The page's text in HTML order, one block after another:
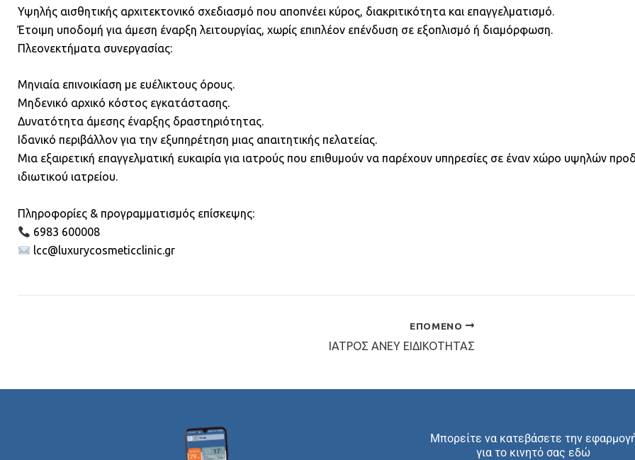
Υψηλής αισθητικής αρχιτεκτονικό σχεδιασμό που αποπνέει κύρος, διακριτικότητα και επαγγελματισμό.
Έτοιμη υποδομή για άμεση έναρξη λειτουργίας, χωρίς επιπλέον επένδυση σε εξοπλισμό ή διαμόρφωση.
Πλεονεκτήματα συνεργασίας:
Μηνιαία επινοικίαση με ευέλικτους όρους.
Μηδενικό αρχικό κόστος εγκατάστασης.
Δυνατότητα άμεσης έναρξης δραστηριότητας.
Ιδανικό περιβάλλον για την εξυπηρέτηση μιας απαιτητικής πελατείας.
Μια εξαιρετική επαγγελματική ευκαιρία για ιατρούς που επιθυμούν να παρέχουν υπηρεσίες σε έναν χώρο υψηλών
ιδιωτικού ιατρείου.
Πληροφορίες & προγραμματισμός επίσκεψης:
6983 600008
lcc@luxurycosmeticclinic.gr
ΕΠΌΜΕΝΟ
ΙΑΤΡΟΣ ΑΝΕΥ ΕΙΔΙΚΟΤΗΤΑΣ
Μπορείτε να κατεβάσετε την
για το κινητό σας εδώ